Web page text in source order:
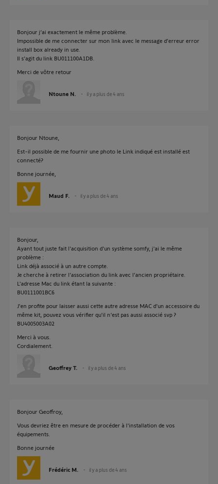
Bonjour j’ai exactement le même problème.
Impossible de me connecter sur mon link avec le message d’erreur error
install box already in use.
Il s’agit du link BU011100A1DB.
Merci de vôtre retour
Ntoune N. il y a plus de 4 ans
Bonjour Ntoune,
Est-il possible de me fournir une photo le Link indiqué est installé est
connecté?
Bonne journée,
Maud F. il y a plus de 4 ans
Bonjour,
Ayant tout juste fait l'acquisition d'un système somfy, j'ai le même
problème :
Link déjà associé à un autre compte.
Je cherche à retirer l'association du link avec l'ancien propriétaire.
L'adresse Mac du link étant la suivante :
BU0111001BC6
J'en profite pour laisser aussi cette autre adresse MAC d'un accessoire du
même kit, pouvez vous vérifier qu'il n'est pas aussi associé svp ?
BU4005003A02
Merci à vous.
Cordialement.
Geoffrey T. il y a plus de 4 ans
Bonjour Geoffroy,
Vous devriez être en mesure de procéder à l'installation de vos
équipements.
Bonne journée
Frédéric M. il y a plus de 4 ans